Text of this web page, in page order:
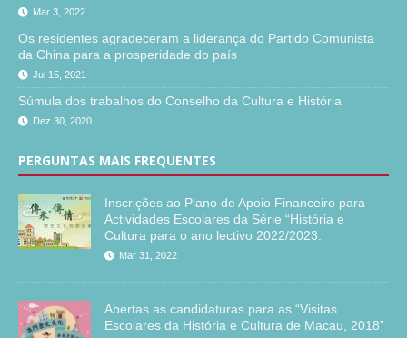
Mar 3, 2022
Os residentes agradeceram a liderança do Partido Comunista
da China para a prosperidade do país
Jul 15, 2021
Súmula dos trabalhos do Conselho da Cultura e História
Dez 30, 2020
PERGUNTAS MAIS FREQUENTES
Inscrições ao Plano de Apoio Financeiro para
Actividades Escolares da Série “História e
Cultura para o ano lectivo 2022/2023.
Mar 31, 2022
Abertas as candidaturas para as “Visitas
Escolares da História e Cultura de Macau, 2018”